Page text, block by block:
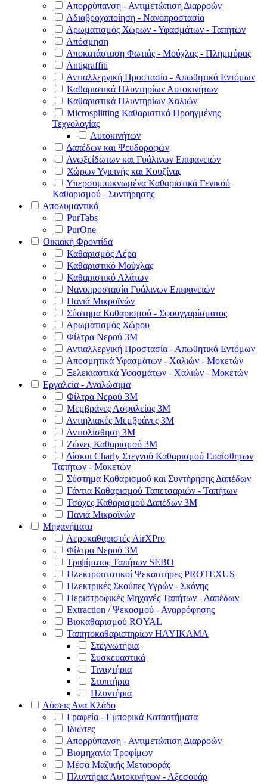
Απορρύπανση - Αντιμετώπιση Διαρροών
Αδιαβροχοποίηση - Νανοπροστασία
Αρωματισμός Χώρων - Υφασμάτων - Ταπήτων
Απόσμηση
Αποκατάσταση Φωτιάς - Μούχλας - Πλημμύρας
Antigraffiti
Αντιαλλεργική Προστασία - Απωθητικά Εντόμων
Καθαριστικά Πλυντηρίων Αυτοκινήτων
Καθαριστικά Πλυντηρίων Χαλιών
Microsplitting Καθαριστικά Προηγμένης
Τεχνολογίας
Αυτοκινήτων
Δαπέδων και Ψευδοροφών
Ανωξείδωτων και Γυάλινων Επιφανειών
Χώρων Υγιεινής και Κουζίνας
Υπερσυμπυκνωμένα Καθαριστικά Γενικού
Καθαρισμού - Συντήρησης
Απολυμαντικά
PurTabs
PurOne
Οικιακή Φροντίδα
Καθαρισμός Αέρα
Καθαριστικό Μούχλας
Καθαριστικό Αλάτων
Νανοπροστασία Γυάλινων Επιφανειών
Πανιά Μικροϊνών
Σύστημα Καθαρισμού - Σφουγγαρίσματος
Αρωματισμός Χώρου
Φίλτρα Νερού 3Μ
Αντιαλλεργική Προστασία - Απωθητικά Εντόμων
Αποσμητικά Υφασμάτων - Χαλιών - Μοκετών
Ξελεκιαστικά Υφασμάτων - Χαλιών - Μοκετών
Εργαλεία - Αναλώσιμα
Φίλτρα Νερού 3Μ
Μεμβράνες Ασφαλείας 3Μ
Αντιηλιακές Μεμβράνες 3Μ
Αντιολίσθηση 3Μ
Ζώνες Καθαρισμού 3Μ
Δίσκοι Charly Στεγνού Καθαρισμού Ευαίσθητων
Ταπήτων - Μοκετών
Σύστημα Καθαρισμού και Συντήρησης Δαπέδων
Γάντια Καθαρισμού Ταπετσαριών - Ταπήτων
Τσόχες Καθαρισμού Δαπέδων 3Μ
Πανιά Μικροϊνών
Μηχανήματα
Αεροκαθαριστές AirXPro
Φίλτρα Νερού 3M
Τριψίματος Ταπήτων SEBO
Ηλεκτροστατικοί Ψεκαστήρες PROTEXUS
Ηλεκτρικές Σκούπες Υγρών - Σκόνης
Περιστροφικές Μηχανές Ταπήτων - Δαπέδων
Extraction / Ψεκασμού - Αναρρόφησης
Βιοκαθαρισμού ROYAL
Ταπητοκαθαριστηρίων HAYIKAMA
Στεγνωτήρια
Συσκευαστικά
Τιναχτήρια
Στυπτήρια
Πλυντήρια
Λύσεις Ανα Κλάδο
Γραφεία - Εμπορικά Καταστήματα
Ιδιώτες
Απορρύπανση - Αντιμετώπιση Διαρροών
Βιομηχανία Τροφίμων
Μέσα Μαζικής Μεταφοράς
Πλυντήρια Αυτοκινήτων - Αξεσουάρ